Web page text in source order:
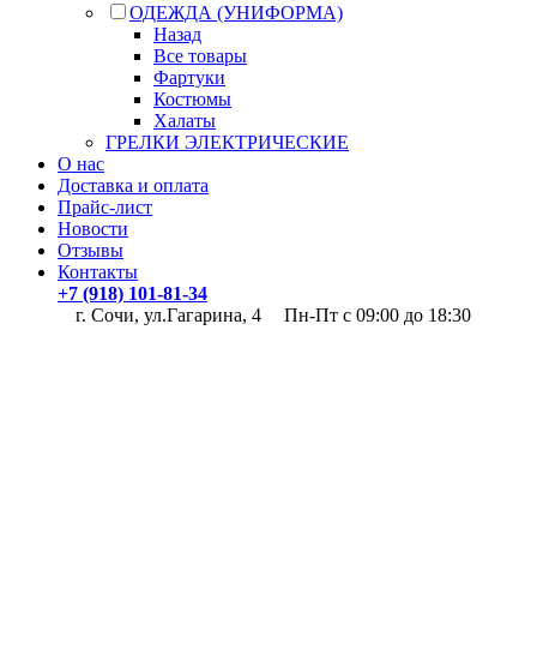
ОДЕЖДА (УНИФОРМА)
Назад
Все товары
Фартуки
Костюмы
Халаты
ГРЕЛКИ ЭЛЕКТРИЧЕСКИЕ
О нас
Доставка и оплата
Прайс-лист
Новости
Отзывы
Контакты
+7 (918) 101-81-34
г. Сочи, ул.Гагарина, 4
Пн-Пт с 09:00 до 18:30